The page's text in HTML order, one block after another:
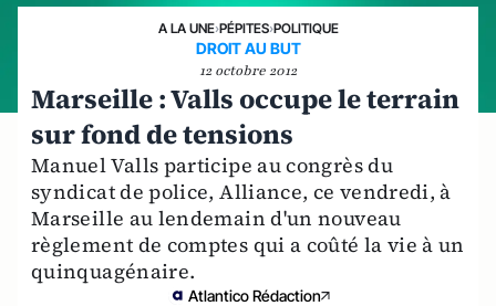
A LA UNE›PÉPITES›POLITIQUE
DROIT AU BUT
12 octobre 2012
Marseille : Valls occupe le terrain
sur fond de tensions
Manuel Valls participe au congrès du
syndicat de police, Alliance, ce vendredi, à
Marseille au lendemain d'un nouveau
règlement de comptes qui a coûté la vie à un
quinquagénaire.
Atlantico Rédaction